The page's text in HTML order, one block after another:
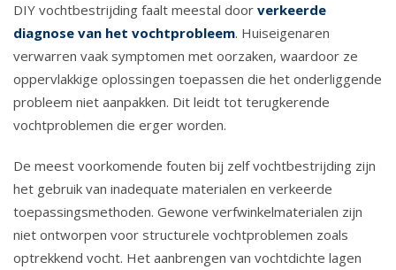
DIY vochtbestrijding faalt meestal door verkeerde
diagnose van het vochtprobleem. Huiseigenaren
verwarren vaak symptomen met oorzaken, waardoor ze
oppervlakkige oplossingen toepassen die het onderliggende
probleem niet aanpakken. Dit leidt tot terugkerende
vochtproblemen die erger worden.
De meest voorkomende fouten bij zelf vochtbestrijding zijn
het gebruik van inadequate materialen en verkeerde
toepassingsmethoden. Gewone verfwinkelmaterialen zijn
niet ontworpen voor structurele vochtproblemen zoals
optrekkend vocht. Het aanbrengen van vochtdichte lagen